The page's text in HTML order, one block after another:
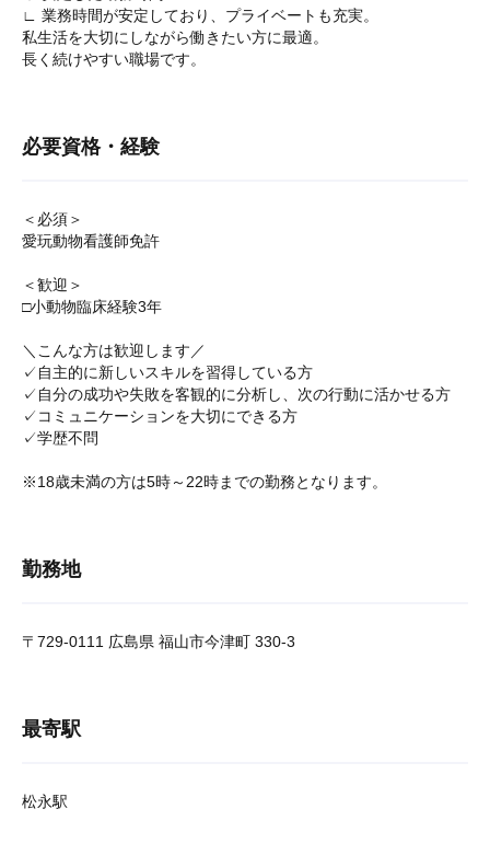
∟ 業務時間が安定しており、プライベートも充実。
私生活を大切にしながら働きたい方に最適。
長く続けやすい職場です。
必要資格・経験
＜必須＞
愛玩動物看護師免許
＜歓迎＞
□小動物臨床経験3年
＼こんな方は歓迎します／
✓自主的に新しいスキルを習得している方
✓自分の成功や失敗を客観的に分析し、次の行動に活かせる方
✓コミュニケーションを大切にできる方
✓学歴不問
※18歳未満の方は5時～22時までの勤務となります。
勤務地
〒729-0111 広島県 福山市今津町 330-3
最寄駅
松永駅